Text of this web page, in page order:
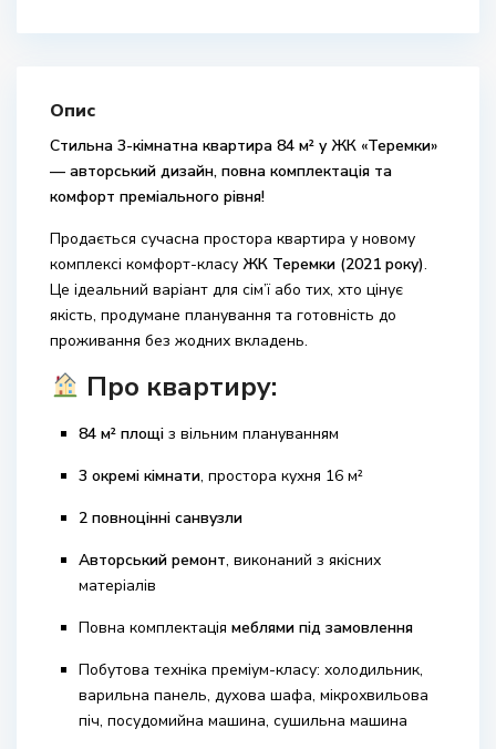
Опис
Стильна 3-кімнатна квартира 84 м² у ЖК «Теремки»
— авторський дизайн, повна комплектація та
комфорт преміального рівня!
Продається сучасна простора квартира у новому
комплексі комфорт-класу ЖК Теремки (2021 року).
Це ідеальний варіант для сім’ї або тих, хто цінує
якість, продумане планування та готовність до
проживання без жодних вкладень.
Про квартиру:
84 м² площі з вільним плануванням
3 окремі кімнати, простора кухня 16 м²
2 повноцінні санвузли
Авторський ремонт, виконаний з якісних
матеріалів
Повна комплектація меблями під замовлення
Побутова техніка преміум-класу: холодильник,
варильна панель, духова шафа, мікрохвильова
піч, посудомийна машина, сушильна машина